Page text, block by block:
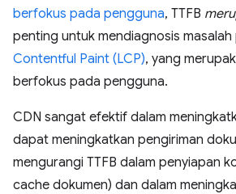
berfokus pada pengguna, TTFB
penting untuk mendiagnosis masalah
Contentful Paint (LCP), yang
berfokus pada pengguna.
CDN sangat efektif dalam
dapat meningkatkan pengiriman
mengurangi TTFB dalam penyiapan
cache dokumen) dan dalam